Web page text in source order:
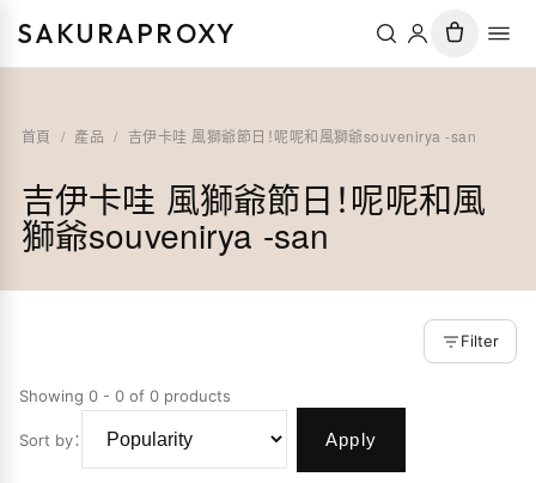
SAKURAPROXY
首頁 / 產品 / 吉伊卡哇 風獅爺節日！呢呢和風獅爺souvenirya -san
吉伊卡哇 風獅爺節日！呢呢和風
獅爺souvenirya -san
Filter
Showing 0 - 0 of 0 products
Sort by： Apply